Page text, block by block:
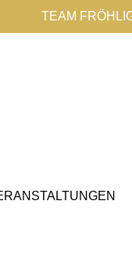
TEAM